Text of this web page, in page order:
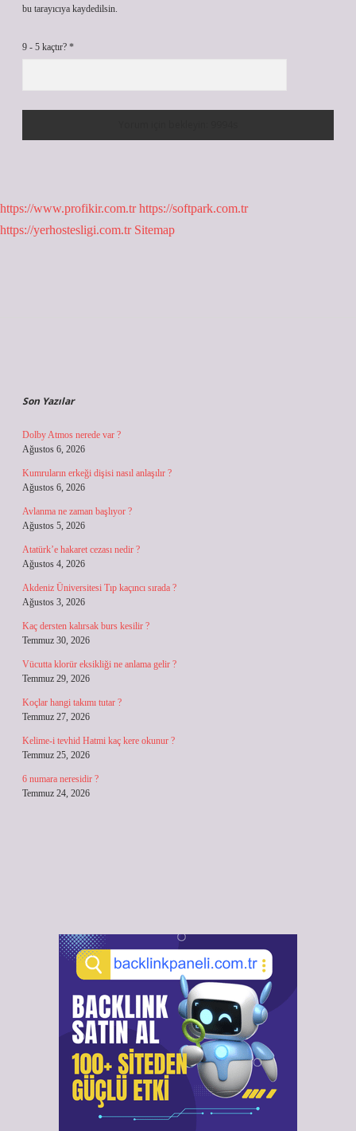
bu tarayıcıya kaydedilsin.
9 - 5 kaçtır? *
https://www.profikir.com.tr https://softpark.com.tr
https://yerhostesligi.com.tr Sitemap
Son Yazılar
Dolby Atmos nerede var ?
Ağustos 6, 2026
Kumruların erkeği dişisi nasıl anlaşılır ?
Ağustos 6, 2026
Avlanma ne zaman başlıyor ?
Ağustos 5, 2026
Atatürk’e hakaret cezası nedir ?
Ağustos 4, 2026
Akdeniz Üniversitesi Tıp kaçıncı sırada ?
Ağustos 3, 2026
Kaç dersten kalırsak burs kesilir ?
Temmuz 30, 2026
Vücutta klorür eksikliği ne anlama gelir ?
Temmuz 29, 2026
Koçlar hangi takımı tutar ?
Temmuz 27, 2026
Kelime-i tevhid Hatmi kaç kere okunur ?
Temmuz 25, 2026
6 numara neresidir ?
Temmuz 24, 2026